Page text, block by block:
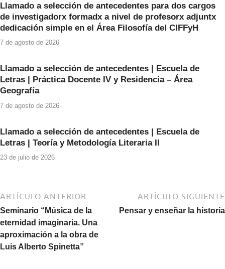
o
o
k
p
p
Llamado a selección de antecedentes para dos cargos
de investigadorx formadx a nivel de profesorx adjuntx
dedicación simple en el Área Filosofía del CIFFyH
7 de agosto de 2026
Llamado a selección de antecedentes | Escuela de
Letras | Práctica Docente IV y Residencia – Área
Geografía
7 de agosto de 2026
Llamado a selección de antecedentes | Escuela de
Letras | Teoría y Metodología Literaria II
23 de julio de 2026
ARTÍCULO ANTERIOR
Seminario “Música de la
eternidad imaginaria. Una
aproximación a la obra de
Luis Alberto Spinetta”
ARTÍCULO SIGUIENTE
Pensar y enseñar la historia